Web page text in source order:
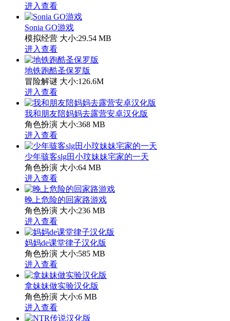
进入查看
Sonia GO游戏
模拟经营 大小:29.54 MB
进入查看
地铁跑酷圣保罗版
冒险解谜 大小:126.6M
进入查看
我和朋友陪妈妈去露营安卓汉化版
角色扮演 大小:368 MB
进入查看
少年骇客slg田小玟妹妹宅家的一天
角色扮演 大小:64 MB
进入查看
晚上危险的回家路游戏
角色扮演 大小:236 MB
进入查看
妈妈de课堂律子汉化版
角色扮演 大小:585 MB
进入查看
拿妹妹做实验汉化版
角色扮演 大小:6 MB
进入查看